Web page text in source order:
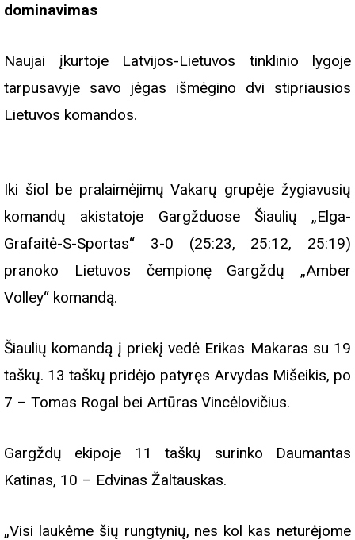
dominavimas
Naujai įkurtoje Latvijos-Lietuvos tinklinio lygoje
tarpusavyje savo jėgas išmėgino dvi stipriausios
Lietuvos komandos.
Iki šiol be pralaimėjimų Vakarų grupėje žygiavusių
komandų akistatoje Gargžduose Šiaulių „Elga-
Grafaitė-S-Sportas“ 3-0 (25:23, 25:12, 25:19)
pranoko Lietuvos čempionę Gargždų „Amber
Volley“ komandą.
Šiaulių komandą į priekį vedė Erikas Makaras su 19
taškų. 13 taškų pridėjo patyręs Arvydas Mišeikis, po
7 – Tomas Rogal bei Artūras Vincėlovičius.
Gargždų ekipoje 11 taškų surinko Daumantas
Katinas, 10 – Edvinas Žaltauskas.
„Visi laukėme šių rungtynių, nes kol kas neturėjome